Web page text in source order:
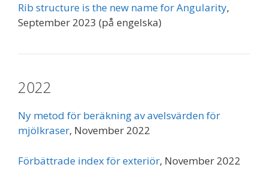
Rib structure is the new name for Angularity,
September 2023 (på engelska)
2022
Ny metod för beräkning av avelsvärden för
mjölkraser, November 2022
Förbättrade index för exteriör, November 2022